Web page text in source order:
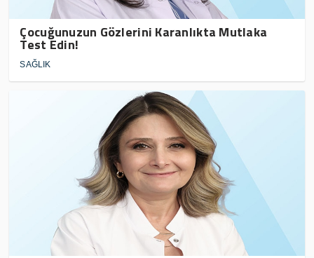
Çocuğunuzun Gözlerini Karanlıkta Mutlaka
Test Edin!
SAĞLIK